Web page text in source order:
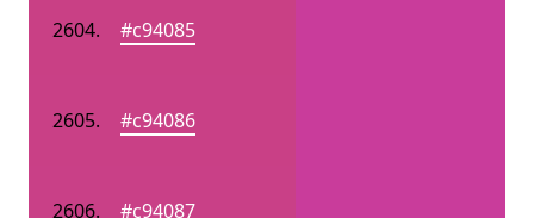
#c94085
#c94086
#c94087